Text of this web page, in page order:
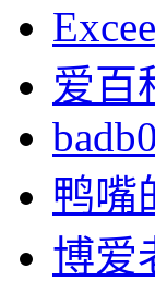
爱百
鸭嘴
博爱